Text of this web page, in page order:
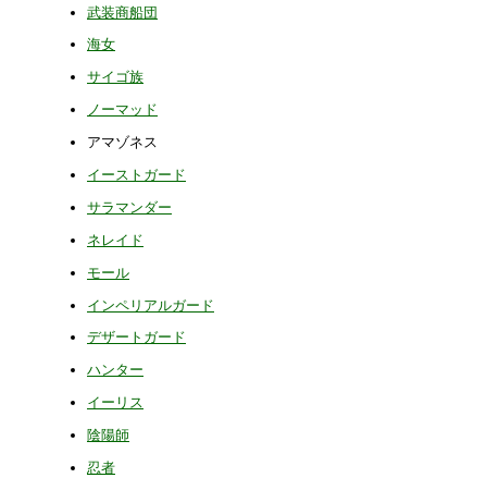
武装商船団
海女
サイゴ族
ノーマッド
アマゾネス
イーストガード
サラマンダー
ネレイド
モール
インペリアルガード
デザートガード
ハンター
イーリス
陰陽師
忍者